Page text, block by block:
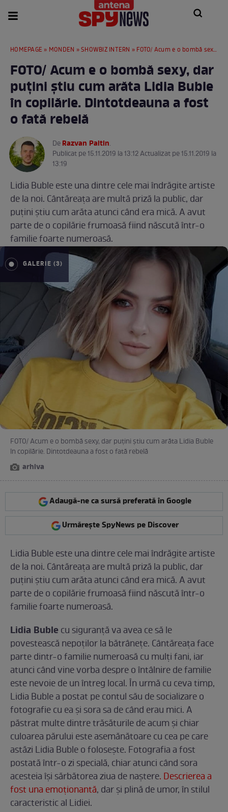
HOMEPAGE » MONDEN »SHOWBIZ INTERN » FOTO/ Acum e o bombă sexy, dar puțini știu cum arăta Lidia Buble în copilărie. Dintotdeauna a fost o fată rebelă
FOTO/ Acum e o bombă sexy, dar
puțini știu cum arăta Lidia Buble
în copilărie. Dintotdeauna a fost
o fată rebelă
DeRazvan Paltin.
Publicat pe 15.11.2019 la 13:12 Actualizat pe 15.11.2019 la
13:19
Lidia Buble este una dintre cele mai îndrăgite artiste
de la noi. Cântăreața are multă priză la public, dar
puțini știu cum arăta atunci când era mică. A avut
parte de o copilărie frumoasă fiind născută într-o
familie foarte numeroasă.
GALERIE (3)
FOTO/ Acum e o bombă sexy, dar puțini știu cum arăta Lidia Buble
în copilărie. Dintotdeauna a fost o fată rebelă
arhiva
Adaugă-ne ca sursă preferată în Google
Urmărește SpyNews pe Discover
Lidia Buble este una dintre cele mai îndrăgite artiste
de la noi. Cântăreața are multă priză la public, dar
puțini știu cum arăta atunci când era mică. A avut
parte de o copilărie frumoasă fiind născută într-o
familie foarte numeroasă.
Lidia Buble cu siguranță va avea ce să le
povestească nepoților la bătrânețe. Cântăreața face
parte dintr-o familie numeroasă cu mulți fani, iar
atunci când vine vorba despre o întâlnire de familie
este nevoie de un întreg local. În urmă cu ceva timp,
Lidia Buble a postat pe contul său de socializare o
fotografie cu ea și sora sa de când erau mici. A
păstrat multe dintre trăsăturile de acum și chiar
culoarea părului este asemănătoare cu cea pe care
astăzi Lidia Buble o folosește. Fotografia a fost
postată într-o zi specială, chiar atunci când sora
acesteia își sărbătorea ziua de naștere. Descrierea a
fost una emoționantă, dar și plină de umor, în stilul
caracteristic al Lidiei.